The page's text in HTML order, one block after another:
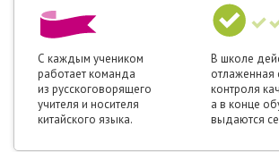
С каждым учеником
работает команда
из русскоговорящего
учителя и носителя
китайского языка.
В школе
отлаженная
контроля
а в конце
выдаются